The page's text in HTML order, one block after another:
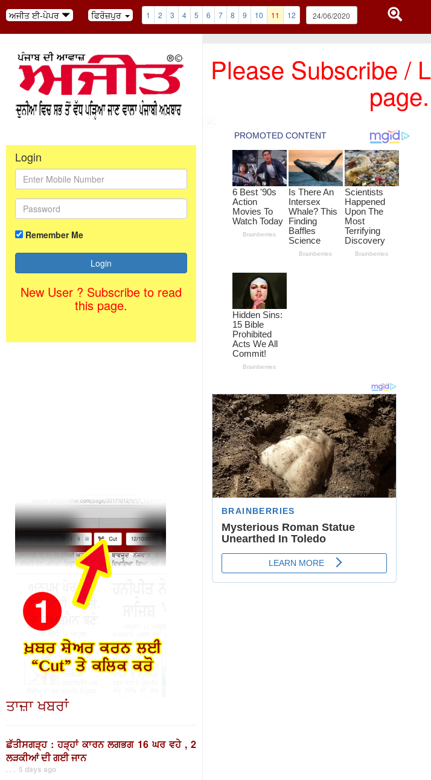
ਅਜੀਤ ਈ-ਪੇਪਰ ਫਿਰੋਜ਼ਪੁਰ 1 2 3 4 5 6 7 8 9 10 11 12
Login
Remember Me
New User ? Subscribe to read
this page.
ਤਾਜ਼ਾ ਖਬਰਾਂ
ਛੱਤੀਸਗੜ੍ਹ : ਹੜ੍ਹਾਂ ਕਾਰਨ ਲਗਭਗ 16 ਘਰ ਵਹੇ , 2
ਲੜਕੀਆਂ ਦੀ ਗਈ ਜਾਨ
. . . 5 days ago
Please Subscribe /